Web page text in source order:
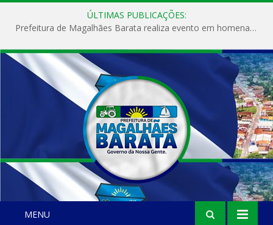
ÚLTIMAS PUBLICAÇÕES:
Prefeitura de Magalhães Barata realiza evento em homenagem ao Dia Internacional da Mulher
MENU